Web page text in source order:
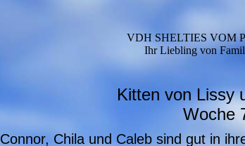
VDH SHELTIES VOM
Ihr Liebling von
Kitten von Lissy
Woche
Connor, Chila und Caleb sind gut in